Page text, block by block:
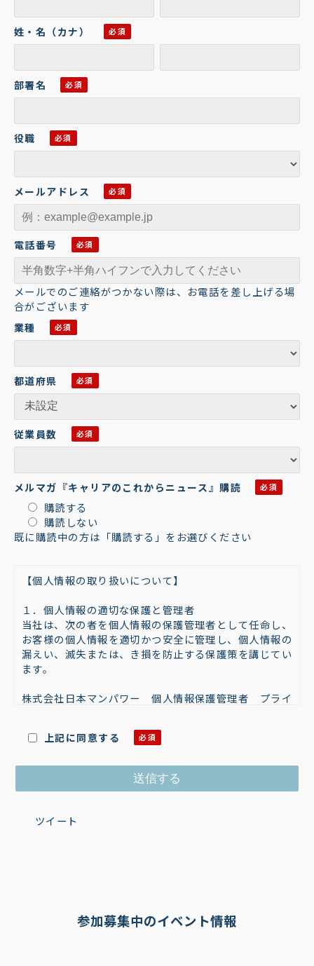
姓・名（カナ）
部署名
役職
メールアドレス
電話番号
メールでのご連絡がつかない際は、お電話を差し上げる場
合がございます
業種
都道府県
従業員数
メルマガ『キャリアのこれからニュース』購読
購読する
購読しない
既に購読中の方は「購読する」をお選びください
【個人情報の取り扱いについて】
１．個人情報の適切な保護と管理者
当社は、次の者を個人情報の保護管理者として任命し、
お客様の個人情報を適切かつ安全に管理し、個人情報の
漏えい、滅失または、き損を防止する保護策を講じてい
ます。
株式会社日本マンパワー 個人情報保護管理者 プライ
〒101-0042 東京都千代田区神田東松下町４７－１
TEL：03-5294-5011 FAX：03-5294-5015
お客様がご自身の個人情報を当社に提供されるか否か
は、お客様のご判断によりますが、もしご提供されない
すので予めご了承ください。
本申込書によりお預かりしたお客様の個人情報及び申込
申込・受講管理（受講証の発行・教材の発送・代金決
上記に同意する
ツイート
参加募集中のイベント情報